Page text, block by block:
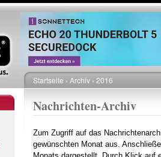
Direkt
zum
Inhalt
Pfadnavigation
Startseite Archiv 2016
Nachrichten-Archiv
Zum Zugriff auf das
gewünschten Monat aus.